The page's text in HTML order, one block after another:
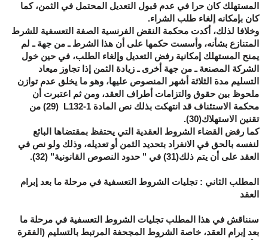
المستهلك كان حرا في عدم قبول التعديل المحتمل في الثمن، كما
كان بإمكانه إلغاء طلب الشراء.
وخلافا لذلك، أكدت محكمة النقض الفرنسية الصفة التعسفية للشرط
المتنازع بشأنه، وأسست حكمها على أن هذا الشرط ـ من جهة ـ لم
يمنح المستهلك إمكانية رفض التعديل وإلغاء الطلب، في حين خول
الشركة المصنعة ـ من جهة أخرى ـ زيادة الثمن إذا تجاوز ميعاد
التسليم مدة الثلاثة أشهر المنصوص عليها، وهو ما يخلق عدم توازن
ملحوظ بين حقوق والتزامات أطراف العقد، ومن ثم اعتبرت أن
محكمة الاستئناف قد انتهكت بذلك نص المادة L132-1
(29) من
تقنين الاستهلاك(30).
كما رفض القضاء الشروط العقدية التي يحتفظ بمقتضاها البائع
لنفسه بالحق في الانفراد بتحديد الثمن أو تعديله، وذلك ولو نص في
العقد على أن يتم ذلك)31) في " حدود النصوص القانونية" (32).
المطلب الثاني : تجليات الشروط التعسفية في مرحلة ما بعد إبرام
العقد
سنناقش في هذا المطلب تجليات الشروط التعسفية في مرحلة ما
بعد إبرام العقد، خاصة الشروط المجحفة المرتبط بالتسليم (الفقرة